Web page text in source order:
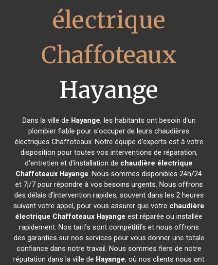
électrique
Chaffoteaux
Hayange
Dans la ville de Hayange, les habitants ont besoin d'un
plombier fiable pour s'occuper de leurs chaudières
électriques Chaffoteaux. Notre équipe d'experts est à votre
disposition pour toutes vos interventions de réparation,
d'entretien et d'installation de chaudière électrique
Chaffoteaux Hayange. Nous sommes disponibles 24h/24
et 7j/7 pour répondre à vos besoins urgents. Nous offrons
des délais d'intervention rapides, souvent dans les 2 heures
suivant votre appel, pour vous assurer que votre chaudière
électrique Chaffoteaux Hayange est réparée ou installée
rapidement. Nos tarifs sont compétitifs et nous offrons
des garanties sur nos services pour vous donner une totale
confiance dans notre travail. Nous sommes fiers de notre
réputation dans la ville de Hayange, où nos clients nous ont